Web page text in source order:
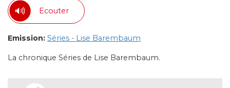
Ecouter
Emission: Séries - Lise Barembaum
La chronique Séries de Lise Barembaum.